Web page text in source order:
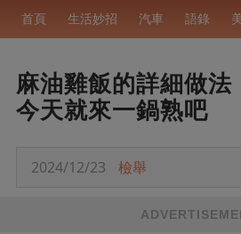
首頁 生活妙招 汽車 語錄
麻油雞飯的詳細做法
今天就來一鍋熟吧
2024/12/23 檢舉